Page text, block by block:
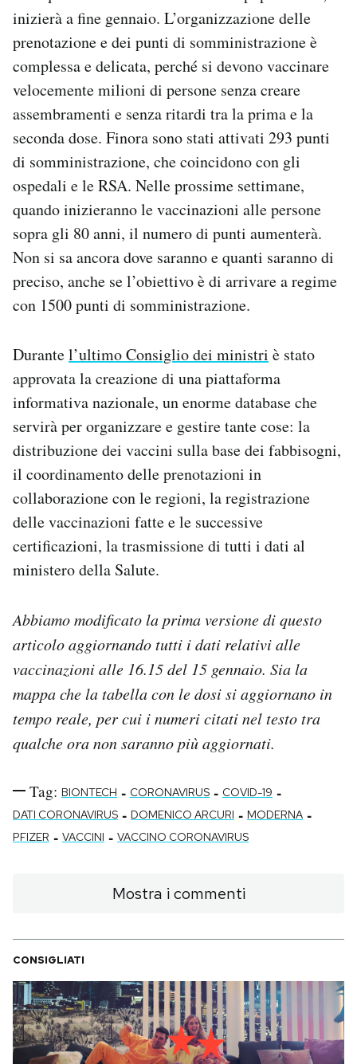
inizierà a fine gennaio. L’organizzazione delle
prenotazione e dei punti di somministrazione è
complessa e delicata, perché si devono vaccinare
velocemente milioni di persone senza creare
assembramenti e senza ritardi tra la prima e la
seconda dose. Finora sono stati attivati 293 punti
di somministrazione, che coincidono con gli
ospedali e le RSA. Nelle prossime settimane,
quando inizieranno le vaccinazioni alle persone
sopra gli 80 anni, il numero di punti aumenterà.
Non si sa ancora dove saranno e quanti saranno di
preciso, anche se l’obiettivo è di arrivare a regime
con 1500 punti di somministrazione.
Durantel’ultimo Consiglio dei ministri è stato
approvata la creazione di una piattaforma
informativa nazionale, un enorme database che
servirà per organizzare e gestire tante cose: la
distribuzione dei vaccini sulla base dei fabbisogni,
il coordinamento delle prenotazioni in
collaborazione con le regioni, la registrazione
delle vaccinazioni fatte e le successive
certificazioni, la trasmissione di tutti i dati al
ministero della Salute.
Abbiamo modificato la prima versione di questo
articolo aggiornando tutti i dati relativi alle
vaccinazioni alle 16.15 del 15 gennaio. Sia la
mappa che la tabella con le dosi si aggiornano in
tempo reale, per cui i numeri citati nel testo tra
qualche ora non saranno più aggiornati.
Tag: BIONTECH - CORONAVIRUS - COVID-19 -
DATI CORONAVIRUS - DOMENICO ARCURI - MODERNA -
PFIZER - VACCINI - VACCINO CORONAVIRUS
Mostra i commenti
CONSIGLIATI